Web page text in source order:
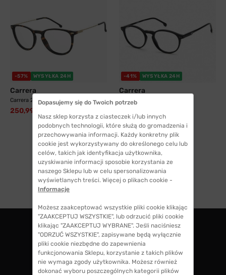
-57% WYSYŁKA 24H
Carrera
Carrera 2050T 086 50 dziecięce
250,99 zł
-41% WYSYŁKA 24H
Carrera
Carrera 2026 807 49
1
ZWROTY DO 14 DNI
masz 14 dni na decyzję czy chcesz zostawić
swoje okulary czy zwrócisz
Dopasujemy się do Twoich potrzeb
Nasz sklep korzysta z ciasteczek i/lub innych
podobnych technologii, które służą do gromadzenia i
przechowywania informacji. Każdy konkretny plik
cookie jest wykorzystywany do określonego celu lub
celów, takich jak identyfikacja użytkownika,
uzyskiwanie informacji sposobie korzystania ze
naszego Sklepu lub w celu spersonalizowania
wyświetlanych treści. Więcej o plikach cookie -
Informacje
Możesz zaakceptować wszystkie pliki cookie klikając
"ZAAKCEPTUJ WSZYSTKIE", lub odrzucić pliki cookie
klikając "ZAAKCEPTUJ WYBRANE". Jeśli naciśniesz
"ODRZUĆ WSZYSTKIE", zapisywane będą wyłącznie
pliki cookie niezbędne do zapewnienia
funkcjonowania Sklepu, korzystanie z takich plików
nie wymaga zgody użytkownika. Możesz również
dokonać wyboru poszczególnych kategorii plików